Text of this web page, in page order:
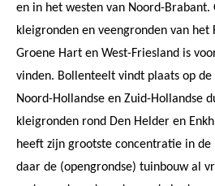
en in het westen van Noord-
kleigronden en veengronden van het
Groene Hart en West-Friesland is
vinden. Bollenteelt vindt plaats op
Noord-Hollandse en Zuid-Hollandse
kleigronden rond Den Helder en
heeft zijn grootste concentratie in
daar de (opengrondse) tuinbouw al